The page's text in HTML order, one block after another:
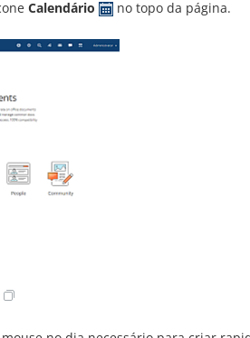
Calendário no topo da página.